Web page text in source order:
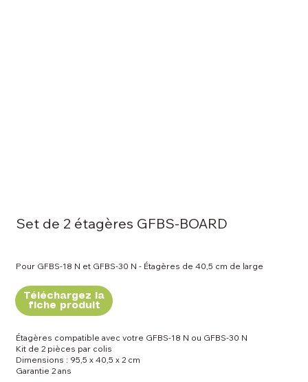
Set de 2 étagères GFBS-BOARD
Pour GFBS-18 N et GFBS-30 N - Étagères de 40,5 cm de large
Téléchargez la
fiche produit
Étagères compatible avec votre GFBS-18 N ou GFBS-30 N
Kit de 2 pièces par colis
Dimensions : 95,5 x 40,5 x 2 cm
Garantie 2 ans